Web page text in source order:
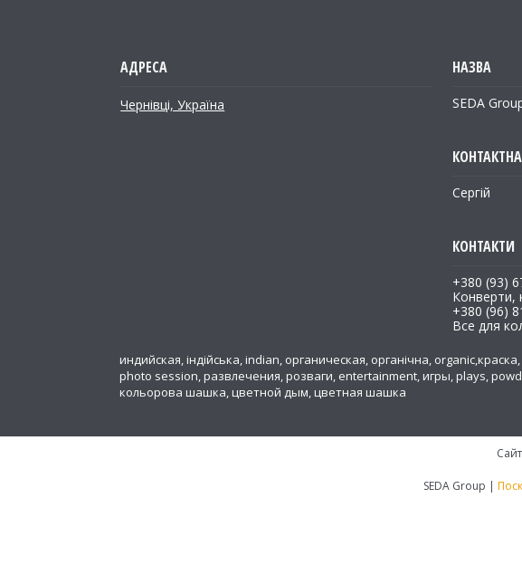
Чернівці, Україна SEDA
Сергій
+380 (93)
Конверти,
+380 (96)
Все для
индийская, індійська, indian, органическая, органічна,
photo session, развлечения, розваги, entertainment, игры, plays,
кольорова шашка, цветной дым, цветная шашка
SEDA Group |